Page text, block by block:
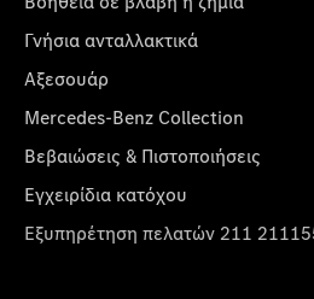
Γνήσια ανταλλακτικά
Αξεσουάρ
Mercedes-Benz Collection
Βεβαιώσεις & Πιστοποιήσεις
Εγχειρίδια κατόχου
Εξυπηρέτηση πελατών 211